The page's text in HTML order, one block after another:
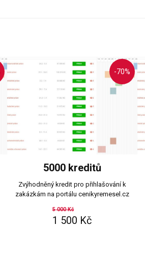
-70%
5000 kreditů
Zvýhodněný kredit pro přihlašování k
zakázkám na portálu cenikyremesel.cz
5 000Kč
1 500 Kč